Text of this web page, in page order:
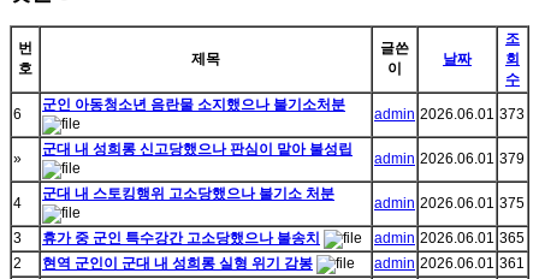
번
호
제목
글쓴
이
날짜
조
회
수
6
군인 아동청소년 음란물 소지했으나 불기소처분
admin 2026.06.01 373
»
군대 내 성희롱 신고당했으나 판심이 맡아 불성립
admin 2026.06.01 379
4
군대 내 스토킹행위 고소당했으나 불기소 처분
admin 2026.06.01 375
3 휴가 중 군인 특수강간 고소당했으나 불송치 admin 2026.06.01 365
2
현역 군인이 군대 내 성희롱 실형 위기 감봉 admin 2026.06.01 361